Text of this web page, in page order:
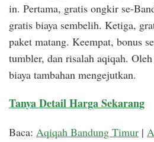
in. Pertama, gratis ongkir se-
gratis biaya sembelih. Ketiga,
paket matang. Keempat, bonus
tumbler, dan risalah aqiqah.
biaya tambahan mengejutkan.
Tanya Detail Harga Sekarang
Baca: Aqiqah Bandung Timur |